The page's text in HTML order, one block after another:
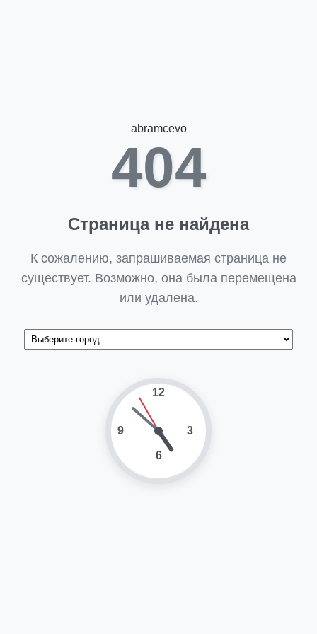
abramcevo
404
Страница не найдена
К сожалению, запрашиваемая страница не
существует. Возможно, она была перемещена
или удалена.
12
3
6
9